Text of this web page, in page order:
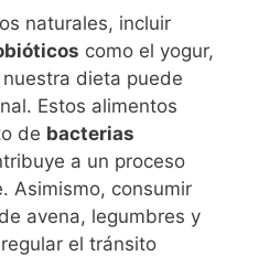
naturales, incluir
como el yogur,
dieta puede
Estos alimentos
de bacterias
a un proceso
Asimismo, consumir
avena, legumbres y
el tránsito